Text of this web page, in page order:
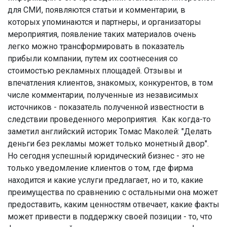
для СМИ, появляются статьи и комментарии, в
которых упоминаются и партнеры, и организаторы
мероприятия, появление таких материалов очень
легко можно трансформировать в показатель
прибыли компании, путем их соотнесения со
стоимостью рекламных площадей. Отзывы и
впечатления клиентов, знакомых, конкурентов, в том
числе комментарии, полученные из независимых
источников - показатель полученной известности в
следствии проведенного мероприятия. Как когда-то
заметил английский историк Томас Маколей: "Делать
деньги без рекламы может только монетный двор".
Но сегодня успешный юридический бизнес - это не
только уведомление клиентов о том, где фирма
находится и какие услуги предлагает, но и то, какие
преимущества по сравнению с остальными она может
предоставить, каким ценностям отвечает, какие факты
может привести в поддержку своей позиции - то, что